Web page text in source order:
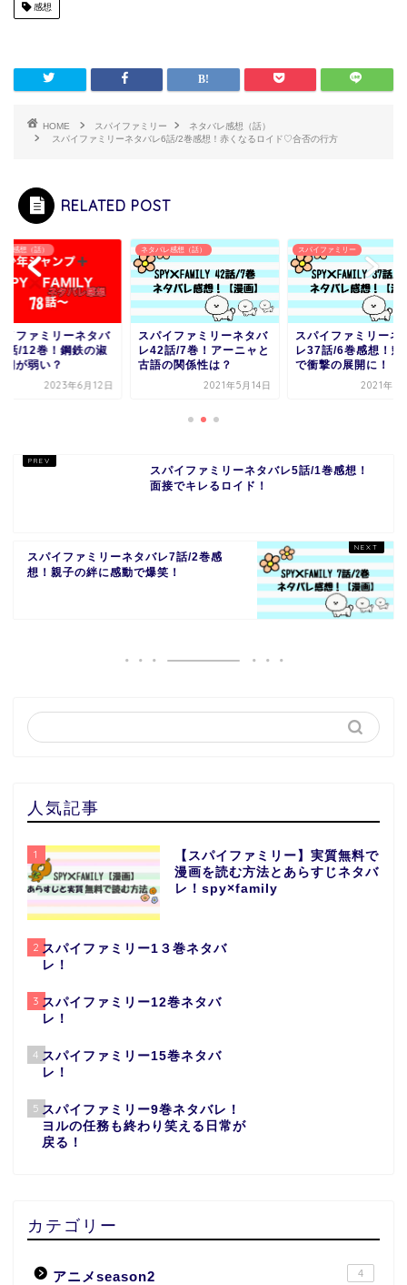
感想
HOME スパイファミリー
ネタバレ感想（話）
スパイファミリーネタバレ6話/2巻感想！赤くなるロイド♡合否の行方
RELATED POST
レ感想（話）
イファミリーネタバ
話/12巻！鋼鉄の淑
朝が弱い？
2023年6月12日
ネタバレ感想（話）
スパイファミリーネタバ
レ42話/7巻！アーニャと
古語の関係性は？
2021年5月14日
スパイファミリー
スパイファミリーネ
レ37話/6巻感想！懇
で衝撃の展開に！
2021年5
スパイファミリーネタバレ5話/1巻感想！
面接でキレるロイド！
スパイファミリーネタバレ7話/2巻感
想！親子の絆に感動で爆笑！
人気記事
1
【スパイファミリー】実質無料で
漫画を読む方法とあらすじネタバ
レ！spy×family
2 スパイファミリー1３巻ネタバ
レ！
3 スパイファミリー12巻ネタバ
レ！
4 スパイファミリー15巻ネタバ
レ！
5 スパイファミリー9巻ネタバレ！
ヨルの任務も終わり笑える日常が
戻る！
カテゴリー
アニメseason2 4